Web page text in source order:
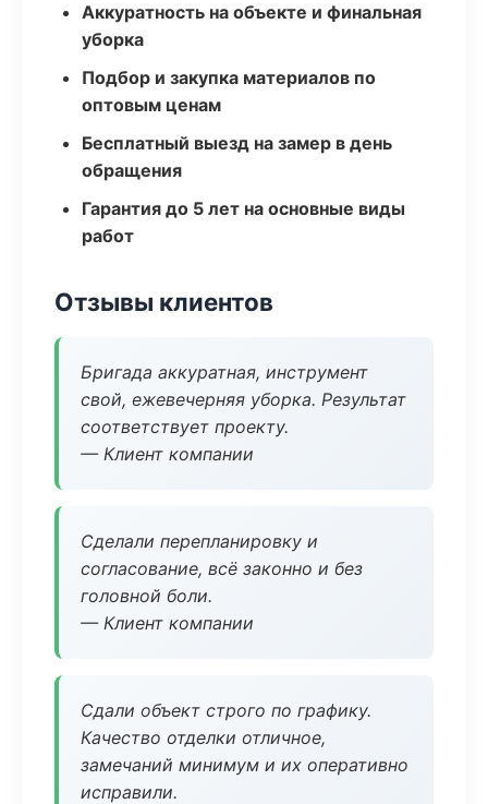
Аккуратность на объекте и финальная
уборка
Подбор и закупка материалов по
оптовым ценам
Бесплатный выезд на замер в день
обращения
Гарантия до 5 лет на основные виды
работ
Отзывы клиентов
Бригада аккуратная, инструмент
свой, ежевечерняя уборка. Результат
соответствует проекту.
— Клиент компании
Сделали перепланировку и
согласование, всё законно и без
головной боли.
— Клиент компании
Сдали объект строго по графику.
Качество отделки отличное,
замечаний минимум и их оперативно
исправили.